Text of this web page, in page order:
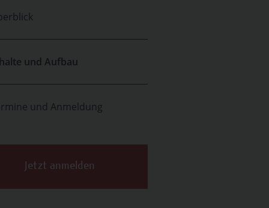
und Aufbau
und Anmeldung
Jetzt anmelden